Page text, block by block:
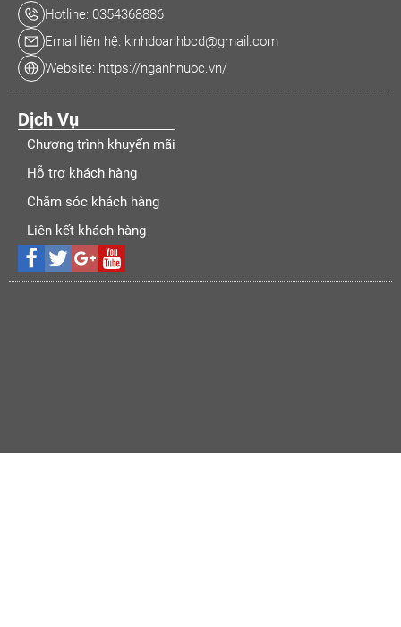
Hotline: 0354368886
Email liên hệ: kinhdoanhbcd@gmail.com
Website: https://nganhnuoc.vn/
Dịch Vụ
Chương trình khuyến mãi
Hỗ trợ khách hàng
Chăm sóc khách hàng
Liên kết khách hàng